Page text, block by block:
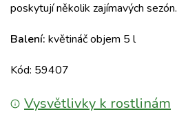
poskytují několik zajímavých sezón.
Balení: květináč objem 5 l
Kód: 59407
Vysvětlivky k rostlinám